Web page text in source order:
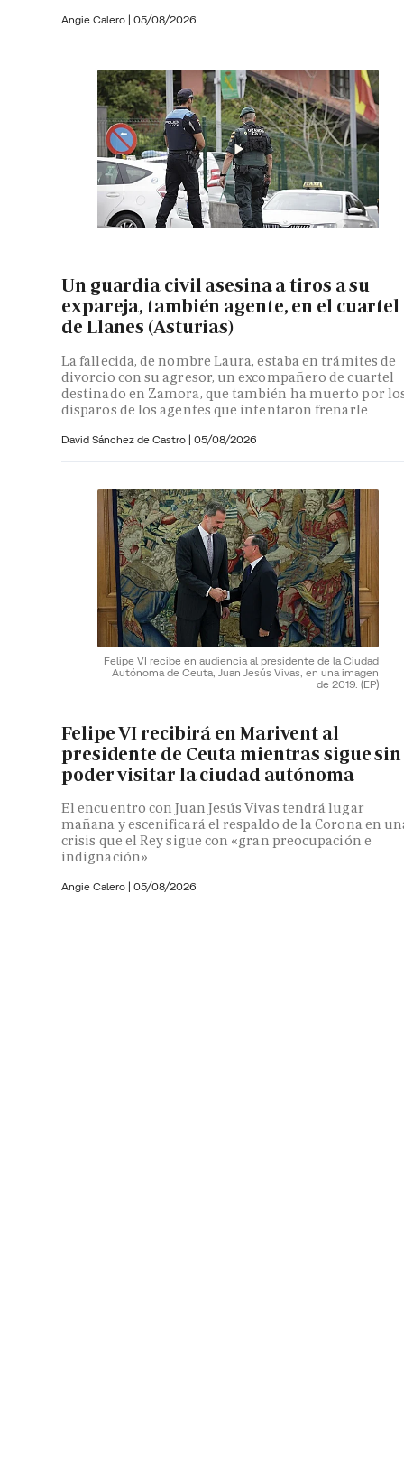
Angie Calero | 05/08/2026
Un guardia civil asesina a tiros a su
expareja, también agente, en el cuartel
de Llanes (Asturias)
La fallecida, de nombre Laura, estaba en trámites de
divorcio con su agresor, un excompañero de cuartel
destinado en Zamora, que también ha muerto por
disparos de los agentes que intentaron frenarle
David Sánchez de Castro | 05/08/2026
Felipe VI recibe en audiencia al presidente de la Ciudad
Autónoma de Ceuta, Juan Jesús Vivas, en una imagen
de 2019. (EP)
Felipe VI recibirá en Marivent al
presidente de Ceuta mientras sigue sin
poder visitar la ciudad autónoma
El encuentro con Juan Jesús Vivas tendrá lugar
mañana y escenificará el respaldo de la Corona en
crisis que el Rey sigue con «gran preocupación e
indignación»
Angie Calero | 05/08/2026